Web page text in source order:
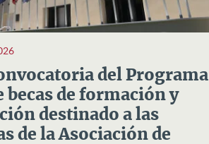
del Programa
becas de formación y
destinado a las
de la Asociación de